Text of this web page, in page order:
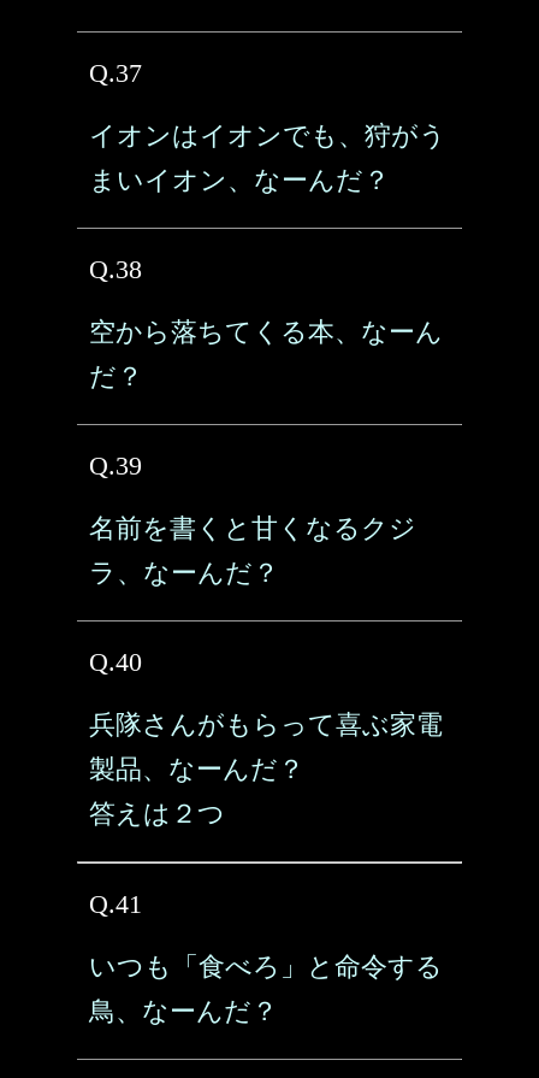
Q.37
イオンはイオンでも、狩がう
まいイオン、なーんだ？
Q.38
空から落ちてくる本、なーん
だ？
Q.39
名前を書くと甘くなるクジ
ラ、なーんだ？
Q.40
兵隊さんがもらって喜ぶ家電
製品、なーんだ？
答えは２つ
Q.41
いつも「食べろ」と命令する
鳥、なーんだ？